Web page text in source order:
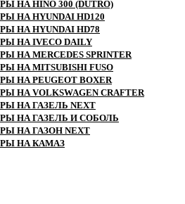
НА HINO 300 (DUTRO)
НА HYUNDAI HD120
НА HYUNDAI HD78
НА IVECO DAILY
НА MERCEDES SPRINTER
НА MITSUBISHI FUSO
НА PEUGEOT BOXER
НА VOLKSWAGEN CRAFTER
НА ГАЗЕЛЬ NEXT
НА ГАЗЕЛЬ И СОБОЛЬ
НА ГАЗОН NEXT
НА КАМАЗ